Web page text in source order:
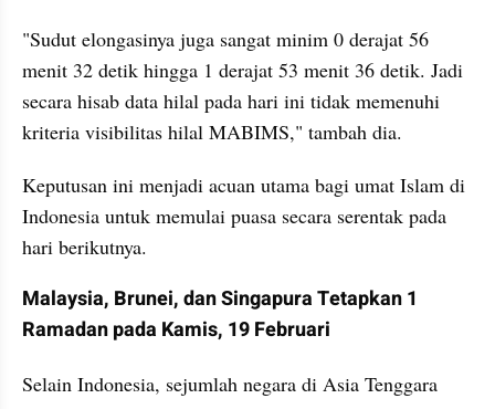
"Sudut elongasinya juga sangat minim 0 derajat 56
menit 32 detik hingga 1 derajat 53 menit 36 detik. Jadi
secara hisab data hilal pada hari ini tidak memenuhi
kriteria visibilitas hilal MABIMS," tambah dia.
Keputusan ini menjadi acuan utama bagi umat Islam di
Indonesia untuk memulai puasa secara serentak pada
hari berikutnya.
Malaysia, Brunei, dan Singapura Tetapkan 1
Ramadan pada Kamis, 19 Februari
Selain Indonesia, sejumlah negara di Asia Tenggara